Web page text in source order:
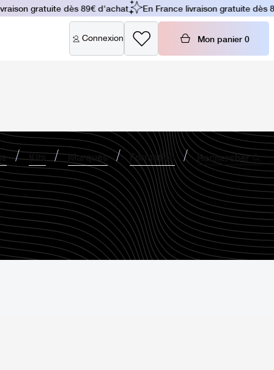
Connexion Mon panier 0
Kits Marques Formation Rechercher
gratuite dès 89€ d'achat En France livraison gratuite dès